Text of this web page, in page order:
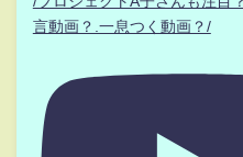
言動画？.一息つく動画？/